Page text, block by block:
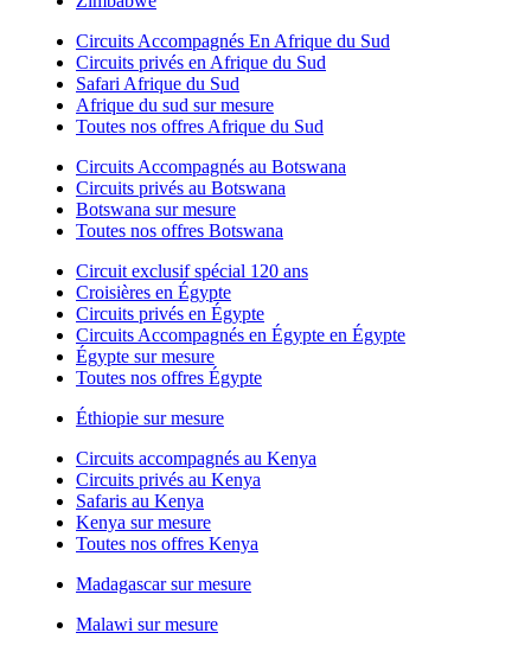
Circuits Accompagnés En Afrique du Sud
Circuits privés en Afrique du Sud
Safari Afrique du Sud
Afrique du sud sur mesure
Toutes nos offres Afrique du Sud
Circuits Accompagnés au Botswana
Circuits privés au Botswana
Botswana sur mesure
Toutes nos offres Botswana
Circuit exclusif spécial 120 ans
Croisières en Égypte
Circuits privés en Égypte
Circuits Accompagnés en Égypte en Égypte
Égypte sur mesure
Toutes nos offres Égypte
Éthiopie sur mesure
Circuits accompagnés au Kenya
Circuits privés au Kenya
Safaris au Kenya
Kenya sur mesure
Toutes nos offres Kenya
Madagascar sur mesure
Malawi sur mesure